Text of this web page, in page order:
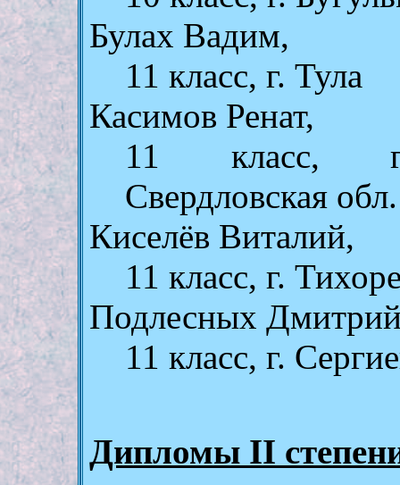
Булах Вадим,
11 клаcc, г. Тула
Касимов Ренат,
11 клаcc, г.
Свердловская обл.
Киселёв Виталий,
11 клаcc, г.
Подлесных
11 класс, г.
Дипломы II